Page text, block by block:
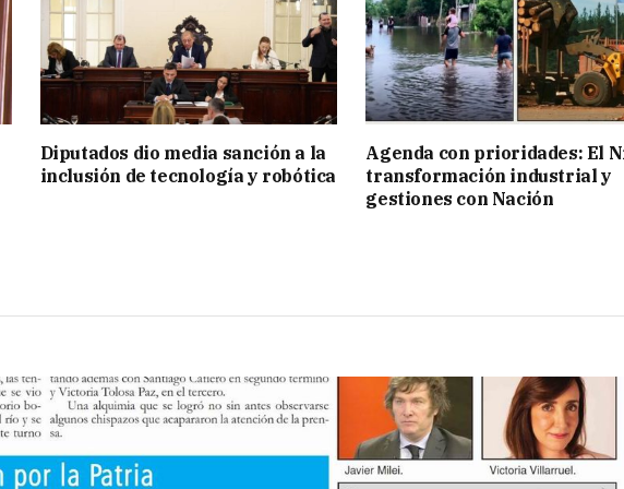
Diputados dio media sanción a la
inclusión de tecnología y robótica
Agenda con prioridades: El
transformación industrial y
gestiones con Nación